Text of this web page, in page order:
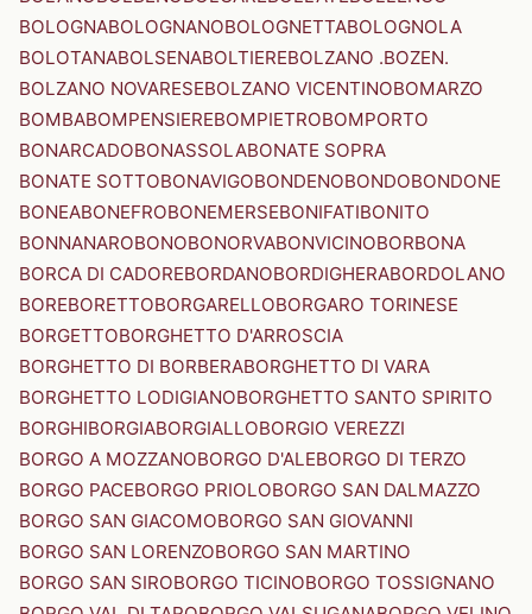
BOLOGNABOLOGNANOBOLOGNETTABOLOGNOLA
BOLOTANABOLSENABOLTIEREBOLZANO .BOZEN.
BOLZANO NOVARESEBOLZANO VICENTINOBOMARZO
BOMBABOMPENSIEREBOMPIETROBOMPORTO
BONARCADOBONASSOLABONATE SOPRA
BONATE SOTTOBONAVIGOBONDENOBONDOBONDONE
BONEABONEFROBONEMERSEBONIFATIBONITO
BONNANAROBONOBONORVABONVICINOBORBONA
BORCA DI CADOREBORDANOBORDIGHERABORDOLANO
BOREBORETTOBORGARELLOBORGARO TORINESE
BORGETTOBORGHETTO D'ARROSCIA
BORGHETTO DI BORBERABORGHETTO DI VARA
BORGHETTO LODIGIANOBORGHETTO SANTO SPIRITO
BORGHIBORGIABORGIALLOBORGIO VEREZZI
BORGO A MOZZANOBORGO D'ALEBORGO DI TERZO
BORGO PACEBORGO PRIOLOBORGO SAN DALMAZZO
BORGO SAN GIACOMOBORGO SAN GIOVANNI
BORGO SAN LORENZOBORGO SAN MARTINO
BORGO SAN SIROBORGO TICINOBORGO TOSSIGNANO